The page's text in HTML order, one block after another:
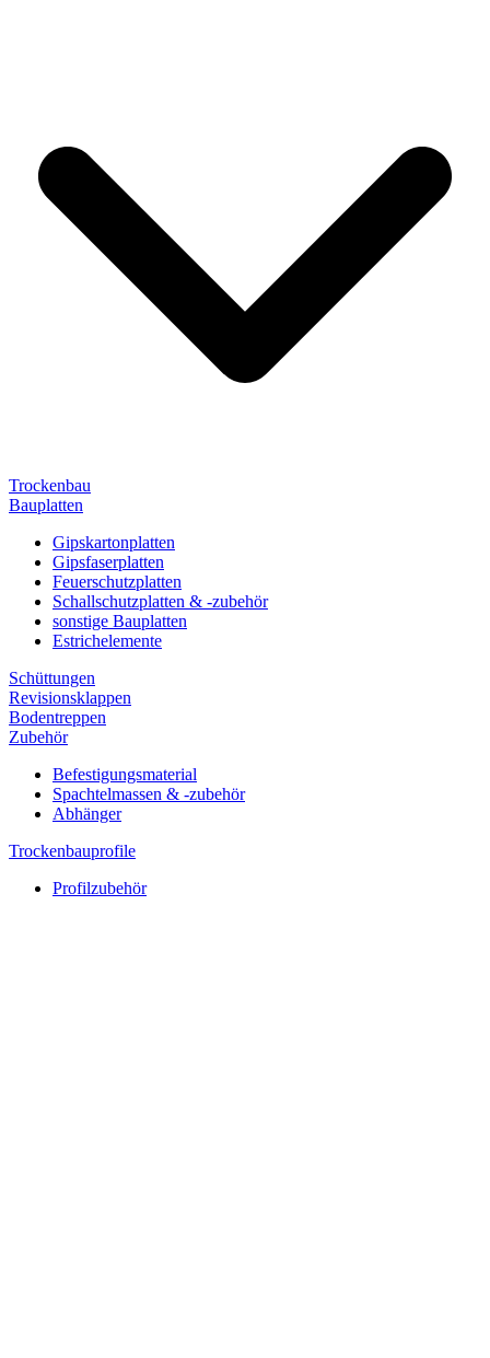
Trockenbau
Bauplatten
Gipskartonplatten
Gipsfaserplatten
Feuerschutzplatten
Schallschutzplatten & -zubehör
sonstige Bauplatten
Estrichelemente
Schüttungen
Revisionsklappen
Bodentreppen
Zubehör
Befestigungsmaterial
Spachtelmassen & -zubehör
Abhänger
Trockenbauprofile
Profilzubehör